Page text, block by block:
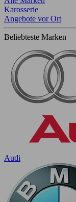
Karosserie
Angebote vor Ort
Beliebteste Marken
Audi